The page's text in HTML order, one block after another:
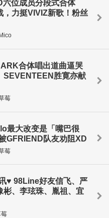
位成员分段式合体
力挺VIVIZ新歌！粉丝
Mico
合体唱出道曲逼哭
SEVENTEEN胜寛亦献
莓
最大改变是「嘴巴很
GFRIEND队友劝阻XD
莓
♥ 98Line好友信飞、严
彬、李玹珠、胤祖、宜